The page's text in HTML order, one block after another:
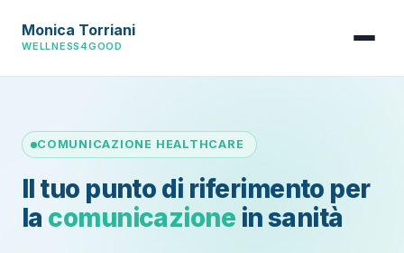
Monica Torriani
WELLNESS4GOOD
COMUNICAZIONE HEALTHCARE
Il tuo punto di riferimento per
la comunicazione in sanità